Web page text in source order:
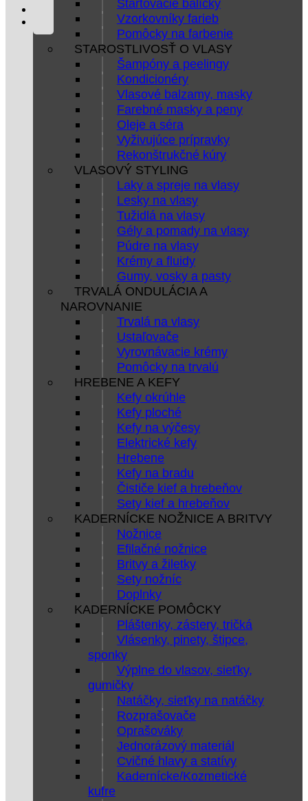
Štartovacie balíčky
Vzorkovníky farieb
Pomôcky na farbenie
STAROSTLIVOSŤ O VLASY
Šampóny a peelingy
Kondicionéry
Vlasové balzamy, masky
Farebné masky a peny
Oleje a séra
Vyživujúce prípravky
Rekonštrukčné kúry
VLASOVÝ STYLING
Laky a spreje na vlasy
Lesky na vlasy
Tužidlá na vlasy
Gély a pomady na vlasy
Púdre na vlasy
Krémy a fluidy
Gumy, vosky a pasty
TRVALÁ ONDULÁCIA A
NAROVNANIE
Trvalá na vlasy
Ustaľovače
Vyrovnávacie krémy
Pomôcky na trvalú
HREBENE A KEFY
Kefy okrúhle
Kefy ploché
Kefy na výčesy
Elektrické kefy
Hrebene
Kefy na bradu
Čističe kief a hrebeňov
Sety kief a hrebeňov
KADERNÍCKE NOŽNICE A BRITVY
Nožnice
Efilačné nožnice
Britvy a žiletky
Sety nožníc
Doplnky
KADERNÍCKE POMÔCKY
Pláštenky, zástery, tričká
Vlásenky, pinety, štipce,
sponky
Výplne do vlasov, sieťky,
gumičky
Natáčky, sieťky na natáčky
Rozprašovače
Oprašováky
Jednorázový materiál
Cvičné hlavy a statívy
Kadernícke/Kozmetické
kufre